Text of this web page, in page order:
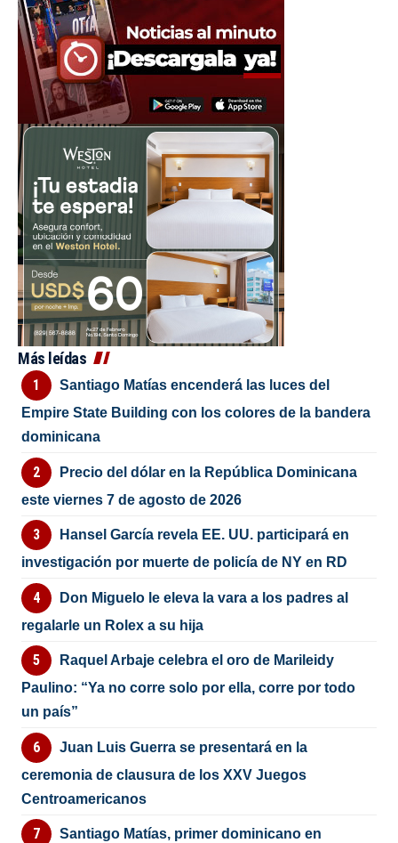
Más leídas
Santiago Matías encenderá las luces del
Empire State Building con los colores de la bandera
dominicana
Precio del dólar en la República Dominicana
este viernes 7 de agosto de 2026
Hansel García revela EE. UU. participará en
investigación por muerte de policía de NY en RD
Don Miguelo le eleva la vara a los padres al
regalarle un Rolex a su hija
Raquel Arbaje celebra el oro de Marileidy
Paulino: “Ya no corre solo por ella, corre por todo
un país”
Juan Luis Guerra se presentará en la
ceremonia de clausura de los XXV Juegos
Centroamericanos
Santiago Matías, primer dominicano en